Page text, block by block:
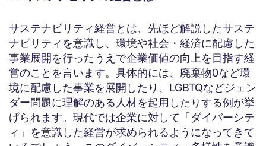
サステナビリティ経営とは、先ほど解説したサステ
ナビリティを意識し、環境や社会・経済に配慮した
事業展開を行ったうえで企業価値の向上を目指す経
営のことを言います。具体的には、廃棄物0など環
境に配慮した事業を展開したり、LGBTQなどジェン
ダー問題に理解のある人材を起用したりする例が挙
げられます。現代では企業に対して「ダイバーシテ
ィ」を意識した経営が求められるようになってきて